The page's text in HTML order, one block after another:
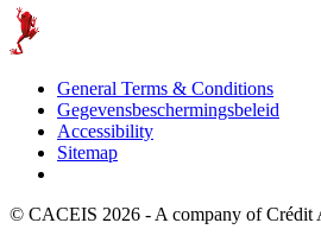
General Terms & Conditions
Gegevensbeschermingsbeleid
Accessibility
Sitemap
© CACEIS 2026 - A company of Crédit